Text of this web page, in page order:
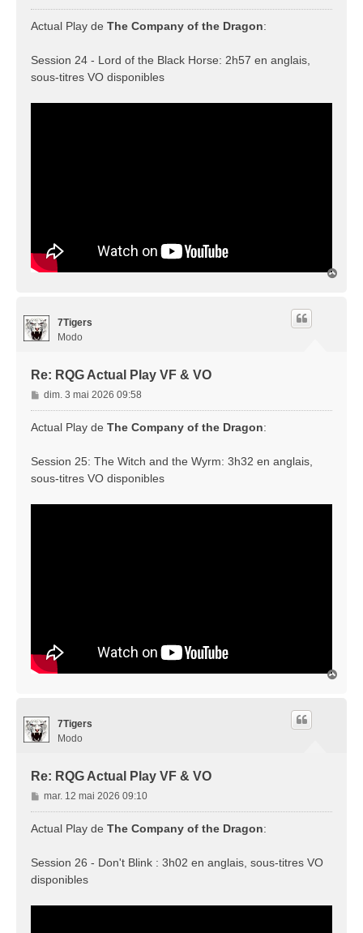
e
s
g
e
Actual Play de The Company of the Dragon:
Session 24 - Lord of the Black Horse: 2h57 en anglais,
sous-titres VO disponibles
7Tigers
Modo
Re: RQG Actual Play VF & VO
M
e
s
g
e
dim. 3 mai 2026 09:58
Actual Play de The Company of the Dragon:
Session 25: The Witch and the Wyrm: 3h32 en anglais,
sous-titres VO disponibles
7Tigers
Modo
Re: RQG Actual Play VF & VO
M
e
s
g
e
mar. 12 mai 2026 09:10
Actual Play de The Company of the Dragon:
Session 26 - Don't Blink : 3h02 en anglais, sous-titres VO
disponibles